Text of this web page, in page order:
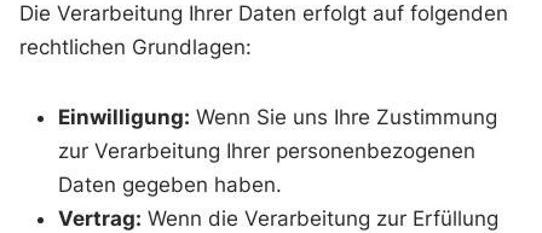
Die Verarbeitung Ihrer Daten erfolgt auf folgenden
rechtlichen Grundlagen:
Einwilligung: Wenn Sie uns Ihre Zustimmung
zur Verarbeitung Ihrer personenbezogenen
Daten gegeben haben.
Vertrag: Wenn die Verarbeitung zur Erfüllung